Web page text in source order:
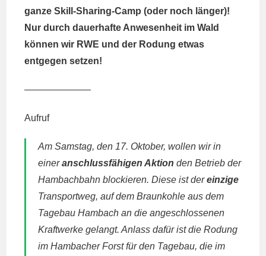
ganze Skill-Sharing-Camp (oder noch länger)!
Nur durch dauerhafte Anwesenheit im Wald
können wir RWE und der Rodung etwas
entgegen setzen!
———————
Aufruf
Am Samstag, den 17. Oktober, wollen wir in
eineranschlussfähigen Aktion den Betrieb der
Hambachbahn blockieren. Diese ist dereinzige
Transportweg, auf dem Braunkohle aus dem
Tagebau Hambach an die angeschlossenen
Kraftwerke gelangt. Anlass dafür ist die Rodung
im Hambacher Forst für den Tagebau, die im